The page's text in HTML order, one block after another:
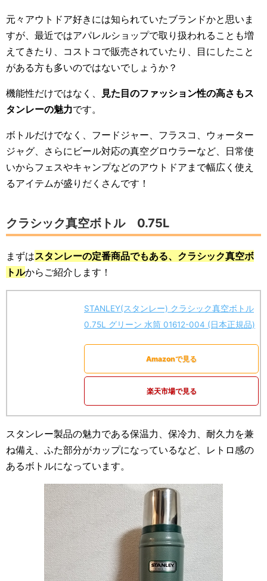
元々アウトドア好きには知られていたブランドかと思いま
すが、最近ではアパレルショップで取り扱われることも増
えてきたり、コストコで販売されていたり、目にしたこと
がある方も多いのではないでしょうか？
機能性だけではなく、
見た目のファッション性の高さもス
タンレーの魅力です。
ボトルだけでなく、フードジャー、フラスコ、ウォーター
ジャグ、さらにビール対応の真空グロウラーなど、日常使
いからフェスやキャンプなどのアウトドアまで幅広く使え
るアイテムが盛りだくさんです！
クラシック真空ボトル 0.75L
まずはスタンレーの定番商品でもある、クラシック真空ボ
トルからご紹介します！
STANLEY(スタンレー) クラシック真空ボトル
0.75L グリーン 水筒 01612-004 (日本正規品)
Amazonで見る
楽天市場で見る
スタンレー製品の魅力である保温力、保冷力、耐久力を兼
ね備え、ふた部分がカップになっているなど、レトロ感の
あるボトルになっています。